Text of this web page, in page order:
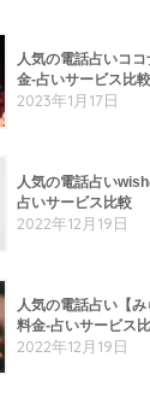
人気の電話占いコ
金-占いサービス比較
2023年1月17日
人気の電話占い
占いサービス比較
2022年12月19日
人気の電話占い【
料金-占いサービス
2022年12月19日